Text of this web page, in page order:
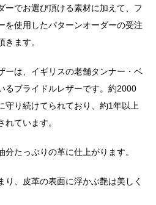
ーでお選び頂ける素材に加えて、フ
を使用したパターンオーダーの受注
ます。
ーは、イギリスの老舗タンナー・ベ
るブライドルレザーです。約2000
守り続けてられており、約1年以上
ています。
たっぷりの革に仕上がります。
り、皮革の表面に浮かぶ艶は美しく